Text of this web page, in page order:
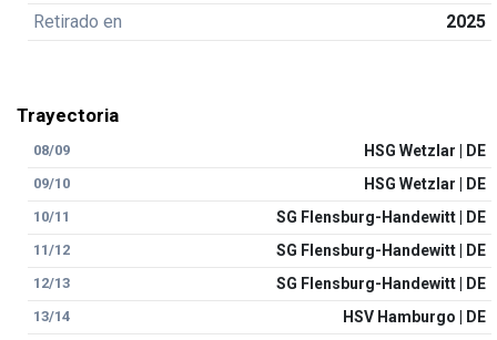
Retirado en
2025
Trayectoria
08/09 HSG Wetzlar | DE
09/10 HSG Wetzlar | DE
10/11 SG Flensburg-Handewitt | DE
11/12 SG Flensburg-Handewitt | DE
12/13 SG Flensburg-Handewitt | DE
13/14 HSV Hamburgo | DE